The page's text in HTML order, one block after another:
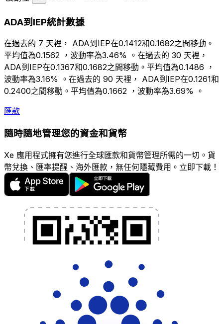
ADA到IEP統計數據
在過去的 7 天裡， ADA到IEP在0.1412和0.1682之間移動。
平均值為0.1562 ，波動率為3.46% 。在過去的 30 天裡，
ADA到IEP在0.1367和0.1682之間移動。平均值為0.1486 ，
波動率為3.16% 。在過去的 90 天裡， ADA到IEP在0.1261和
0.2400之間移動。平均值為0.1662 ，波動率為3.69% 。
匯款
隨時隨地管理您的資金和貨幣
Xe 應用程式擁有您進行全球匯款和貨幣管理所需的一切。貨
幣兌換、匯率提醒、海外匯款，無任何隱藏費用。立即下載！